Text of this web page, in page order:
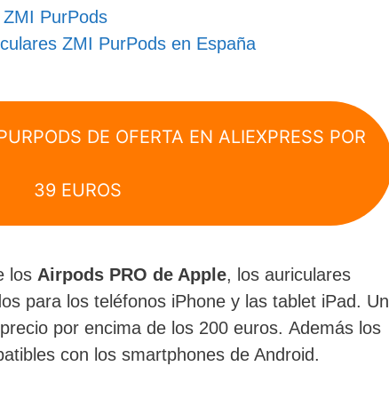
PurPods
ZMI PurPods en España
DE OFERTA EN ALIEXPRESS POR
39 EUROS
los Airpods PRO de Apple, los auriculares
para los teléfonos iPhone y las tablet iPad. Un
por encima de los 200 euros. Además los
con los smartphones de Android.